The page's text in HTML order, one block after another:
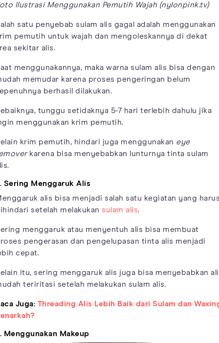
Ilustrasi Menggunakan Pemutih Wajah (nylonpink.tv)
satu penyebab sulam alis gagal adalah menggunakan
pemutih untuk wajah dan mengoleskannya di dekat
sekitar alis.
menggunakannya, maka warna sulam alis bisa dengan
memudar karena proses pengeringan belum
berhasil dilakukan.
tunggu setidaknya 5-7 hari terlebih dahulu jika
menggunakan krim pemutih.
krim pemutih, hindari juga menggunakan eye
karena bisa menyebabkan lunturnya tinta sulam
Sering Menggaruk Alis
alis bisa menjadi salah satu kegiatan yang
setelah melakukan sulam alis.
menggaruk atau menyentuh alis bisa membuat
pengerasan dan pengelupasan tinta alis menjadi
cepat.
itu, sering menggaruk alis juga bisa menyebabkan
teriritasi setelah melakukan sulam alis.
Juga: Threading Alis Lebih Baik dari Sulam dan
Menggunakan Makeup